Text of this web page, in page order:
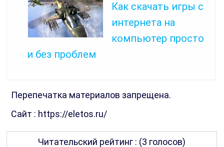
Как скачать игры с
интернета на
компьютер просто
и без проблем
Перепечатка материалов запрещена.
Сайт : https://eletos.ru/
Читательский рейтинг : (3 голосов)